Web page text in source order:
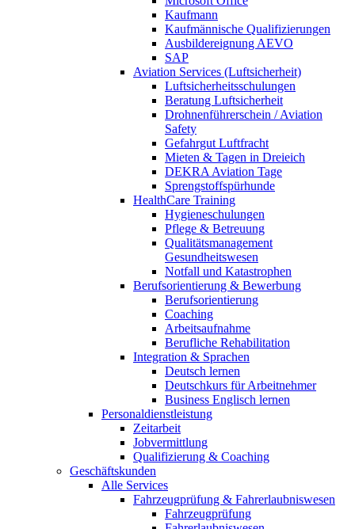
Kaufmann
Kaufmännische Qualifizierungen
Ausbildereignung AEVO
SAP
Aviation Services (Luftsicherheit)
Luftsicherheitsschulungen
Beratung Luftsicherheit
Drohnenführerschein / Aviation
Safety
Gefahrgut Luftfracht
Mieten & Tagen in Dreieich
DEKRA Aviation Tage
Sprengstoffspürhunde
HealthCare Training
Hygieneschulungen
Pflege & Betreuung
Qualitätsmanagement
Gesundheitswesen
Notfall und Katastrophen
Berufsorientierung & Bewerbung
Berufsorientierung
Coaching
Arbeitsaufnahme
Berufliche Rehabilitation
Integration & Sprachen
Deutsch lernen
Deutschkurs für Arbeitnehmer
Business Englisch lernen
Personaldienstleistung
Zeitarbeit
Jobvermittlung
Qualifizierung & Coaching
Geschäftskunden
Alle Services
Fahrzeugprüfung & Fahrerlaubniswesen
Fahrzeugprüfung